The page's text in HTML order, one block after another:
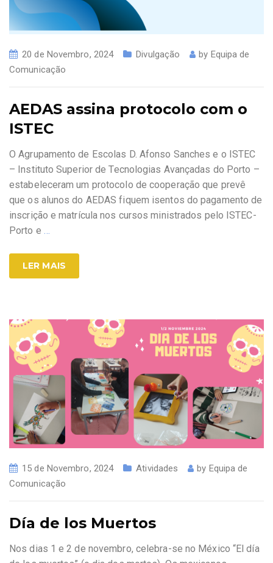
20 de Novembro, 2024 Divulgação by Equipa de
Comunicação
AEDAS assina protocolo com o
ISTEC
O Agrupamento de Escolas D. Afonso Sanches e o ISTEC
– Instituto Superior de Tecnologias Avançadas do Porto –
estabeleceram um protocolo de cooperação que prevê
que os alunos do AEDAS fiquem isentos do pagamento de
inscrição e matrícula nos cursos ministrados pelo ISTEC-
Porto e
LER MAIS
15 de Novembro, 2024 Atividades by Equipa de
Comunicação
Día de los Muertos
Nos dias 1 e 2 de novembro, celebra-se no México “El día